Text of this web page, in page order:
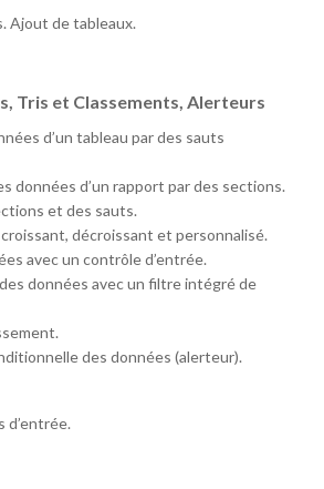
Ajout de tableaux.
Tris et Classements, Alerteurs
d’un tableau par des sauts
données d’un rapport par des sections.
et des sauts.
décroissant et personnalisé.
avec un contrôle d’entrée.
données avec un filtre intégré de
des données (alerteur).
d’entrée.